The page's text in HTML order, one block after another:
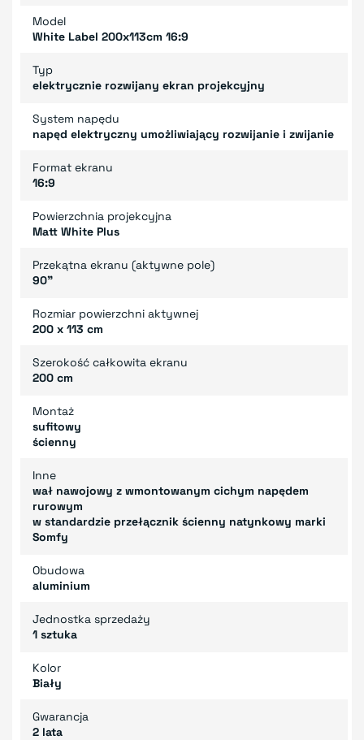
Model
White Label 200x113cm 16:9
Typ
elektrycznie rozwijany ekran projekcyjny
System napędu
napęd elektryczny umożliwiający rozwijanie i zwijanie
Format ekranu
16:9
Powierzchnia projekcyjna
Matt White Plus
Przekątna ekranu (aktywne pole)
90"
Rozmiar powierzchni aktywnej
200 x 113 cm
Szerokość całkowita ekranu
200 cm
Montaż
sufitowy
ścienny
Inne
wał nawojowy z wmontowanym cichym napędem
rurowym
w standardzie przełącznik ścienny natynkowy marki
Somfy
Obudowa
aluminium
Jednostka sprzedaży
1 sztuka
Kolor
Biały
Gwarancja
2 lata